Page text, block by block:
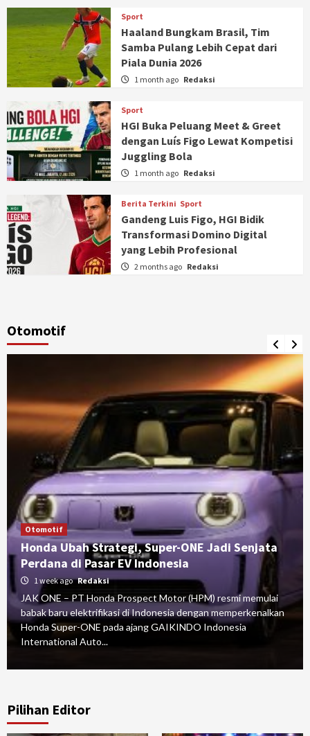
Sport
Haaland Bungkam Brasil, Tim
Samba Pulang Lebih Cepat dari
Piala Dunia 2026
1 month ago Redaksi
Sport
HGI Buka Peluang Meet & Greet
dengan Luís Figo Lewat Kompetisi
Juggling Bola
1 month ago Redaksi
Berita Terkini Sport
Gandeng Luis Figo, HGI Bidik
Transformasi Domino Digital
yang Lebih Profesional
2 months ago Redaksi
Otomotif
Otomotif
Honda Ubah Strategi, Super-ONE Jadi Senjata
Perdana di Pasar EV Indonesia
1 week ago Redaksi
JAK ONE – PT Honda Prospect Motor (HPM) resmi memulai
babak baru elektrifikasi di Indonesia dengan memperkenalkan
Honda Super-ONE pada ajang GAIKINDO Indonesia
International Auto...
Pilihan Editor